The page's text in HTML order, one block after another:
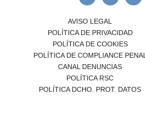
AVISO LEGAL
POLÍTICA DE PRIVACIDAD
POLÍTICA DE COOKIES
POLÍTICA DE COMPLIANCE PENAL
CANAL DENUNCIAS
POLÍTICA RSC
POLÍTICA DCHO. PROT. DATOS